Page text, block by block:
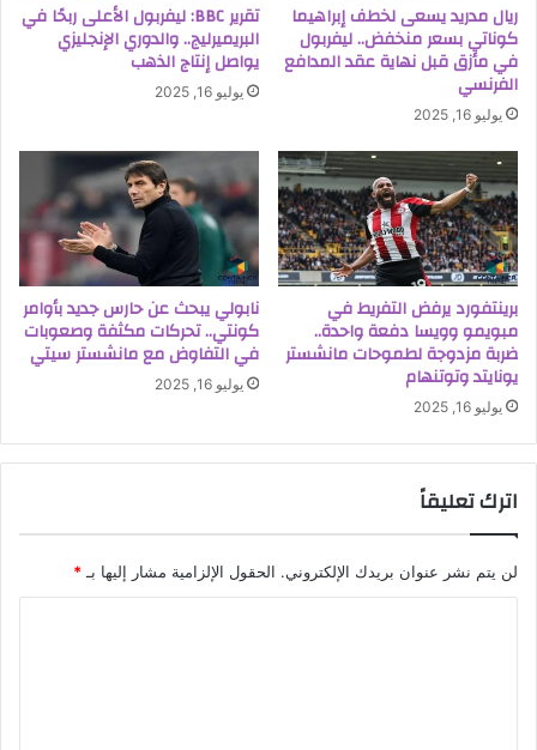
ريال مدريد يسعى لخطف إبراهيما
كوناتي بسعر منخفض.. ليفربول
في مأزق قبل نهاية عقد المدافع
الفرنسي
يوليو 16, 2025
تقرير BBC: ليفربول الأعلى ربحًا في
البريميرليج.. والدوري الإنجليزي
يواصل إنتاج الذهب
يوليو 16, 2025
برينتفورد يرفض التفريط في
مبويمو وويسا دفعة واحدة..
ضربة مزدوجة لطموحات مانشستر
يونايتد وتوتنهام
يوليو 16, 2025
نابولي يبحث عن حارس جديد بأوامر
كونتي.. تحركات مكثفة وصعوبات
في التفاوض مع مانشستر سيتي
يوليو 16, 2025
اترك تعليقاً
لن يتم نشر عنوان بريدك الإلكتروني. الحقول الإلزامية مشار إليها بـ *